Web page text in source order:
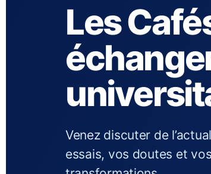
Les
Venez discuter de
essais, vos doutes et